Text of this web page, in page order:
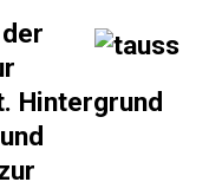
Hintergrund